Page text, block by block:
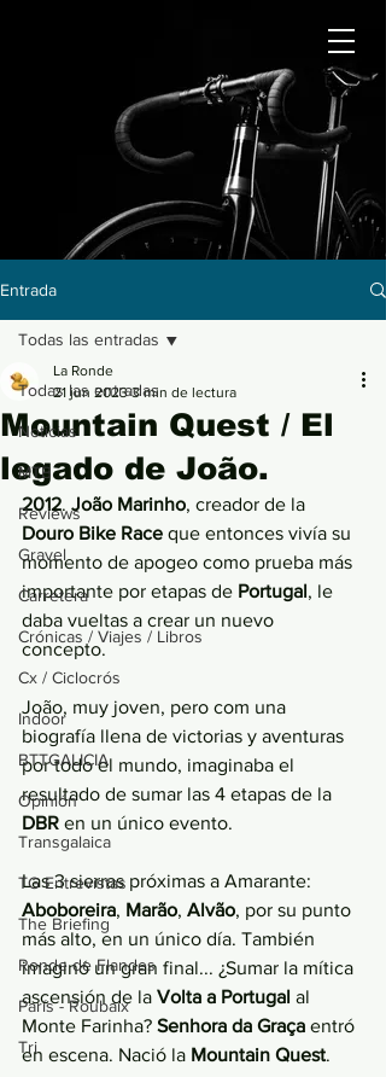
Entrada
Todas las entradas
Noticias
MTB
Reviews
Gravel
Carretera
Crónicas / Viajes / Libros
Cx / Ciclocrós
Indoor
BTTGALICIA
Opinión
Transgalaica
TG Entrevistas
The Briefing
Ronde de Flandes
París - Roubaix
Tri
Todas las entradas
Mountain Quest / El
legado de João.
La Ronde
21 jun 2023 3 min de lectura
2012. João Marinho, creador de la
Douro Bike Race que entonces vivía su
momento de apogeo como prueba más
importante por etapas de Portugal, le
daba vueltas a crear un nuevo
concepto.
João, muy joven, pero com una
biografía llena de victorias y aventuras
por todo el mundo, imaginaba el
resultado de sumar las 4 etapas de la
DBR en un único evento.
Las 3 sierras próximas a Amarante:
Aboboreira, Marão, Alvão, por su punto
más alto, en un único día. También
imaginó un gran final... ¿Sumar la mítica
ascensión de la Volta a Portugal al
Monte Farinha? Senhora da Graça entró
en escena. Nació la Mountain Quest.